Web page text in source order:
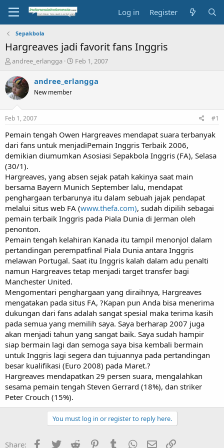
Log in Register
Sepakbola
Hargreaves jadi favorit fans Inggris
T
r
e
a
s
t
a
t
e
r
andree_erlangga
S
a
e
Feb 1, 2007
andree_erlangga
New member
Feb 1, 2007 #1
Pemain tengah Owen Hargreaves mendapat suara terbanyak
dari fans untuk menjadiPemain Inggris Terbaik 2006,
demikian diumumkan Asosiasi Sepakbola Inggris (FA), Selasa
(30/1).
Hargreaves, yang absen sejak patah kakinya saat main
bersama Bayern Munich September lalu, mendapat
penghargaan terbarunya itu dalam sebuah jajak pendapat
melalui situs web FA (www.thefa.com), sudah dipilih sebagai
pemain terbaik Inggris pada Piala Dunia di Jerman oleh
penonton.
Pemain tengah kelahiran Kanada itu tampil menonjol dalam
pertandingan perempatfinal Piala Dunia antara Inggris
melawan Portugal. Saat itu Inggris kalah dalam adu penalti
namun Hargreaves tetap menjadi target transfer bagi
Manchester United.
Mengomentari penghargaan yang diraihnya, Hargreaves
mengatakan pada situs FA, ?Kapan pun Anda bisa menerima
dukungan dari fans adalah sangat spesial maka terima kasih
pada semua yang memilih saya. Saya berharap 2007 juga
akan menjadi tahun yang sangat baik. Saya sudah hampir
siap bermain lagi dan semoga saya bisa kembali bermain
untuk Inggris lagi segera dan tujuannya pada pertandingan
besar kualifikasi (Euro 2008) pada Maret.?
Hargreaves mendapatkan 29 persen suara, mengalahkan
sesama pemain tengah Steven Gerrard (18%), dan striker
Peter Crouch (15%).
You must log in or register to reply here.
Share: Facebook
Twitter Reddit PinterestTumblr WhatsApp
Email